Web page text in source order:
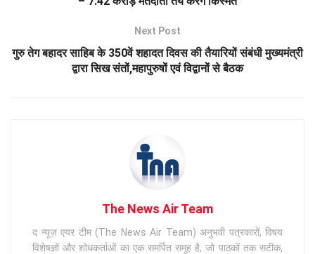
Next Post
गुरु तेग बहादर साहिब के 350वें शहादत दिवस की तैयारियों संबंधी मुख्यमंत्री
द्वारा सिख संतों,महापुरुषों एवं विद्वानों से बैठक
The News Air Team
द न्यूज़ एयर टीम (The News Air Team) अनुभवी पत्रकारों, विषय
विशेषज्ञों और शोधकर्ताओं का एक समर्पित समूह है, जो पाठकों तक सटीक,